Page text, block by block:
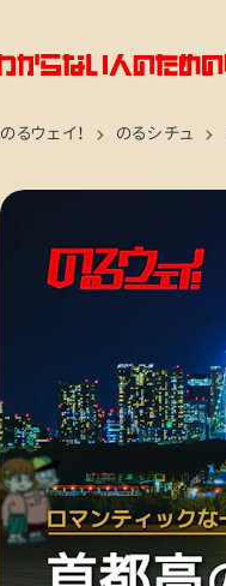
のるウェイ！ のるシチュ